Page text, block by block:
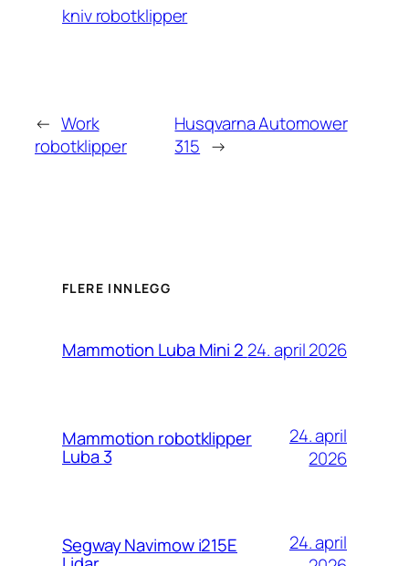
kniv robotklipper
← Work
robotklipper
Husqvarna Automower
315 →
FLERE INNLEGG
Mammotion Luba Mini 2 24. april 2026
Mammotion robotklipper
Luba 3
24. april
2026
Segway Navimow i215E
24. april